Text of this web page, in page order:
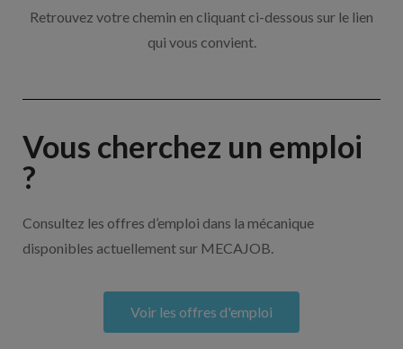
Retrouvez votre chemin en cliquant ci-dessous sur le lien
qui vous convient.
Vous cherchez un emploi
?
Consultez les offres d’emploi dans la mécanique
disponibles actuellement sur MECAJOB.
Voir les offres d'emploi